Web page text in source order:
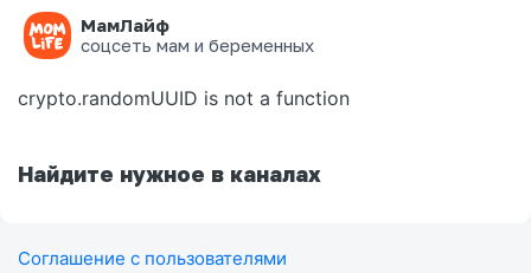
МамЛайф
соцсеть мам и беременных
Ошибка на странице
crypto.randomUUID is not a function
Найдите нужное в каналах
Соглашение с пользователями